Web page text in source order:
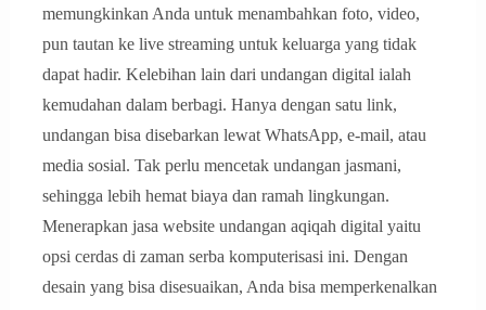
memungkinkan Anda untuk menambahkan foto, video,
pun tautan ke live streaming untuk keluarga yang tidak
dapat hadir. Kelebihan lain dari undangan digital ialah
kemudahan dalam berbagi. Hanya dengan satu link,
undangan bisa disebarkan lewat WhatsApp, e-mail, atau
media sosial. Tak perlu mencetak undangan jasmani,
sehingga lebih hemat biaya dan ramah lingkungan.
Menerapkan jasa website undangan aqiqah digital yaitu
opsi cerdas di zaman serba komputerisasi ini. Dengan
desain yang bisa disesuaikan, Anda bisa memperkenalkan